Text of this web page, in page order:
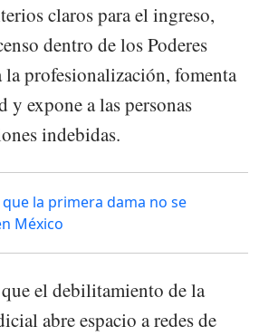
claros para el ingreso,
dentro de los Poderes
profesionalización, fomenta
y expone a las personas
indebidas.
la primera dama no se
México
el debilitamiento de la
abre espacio a redes de